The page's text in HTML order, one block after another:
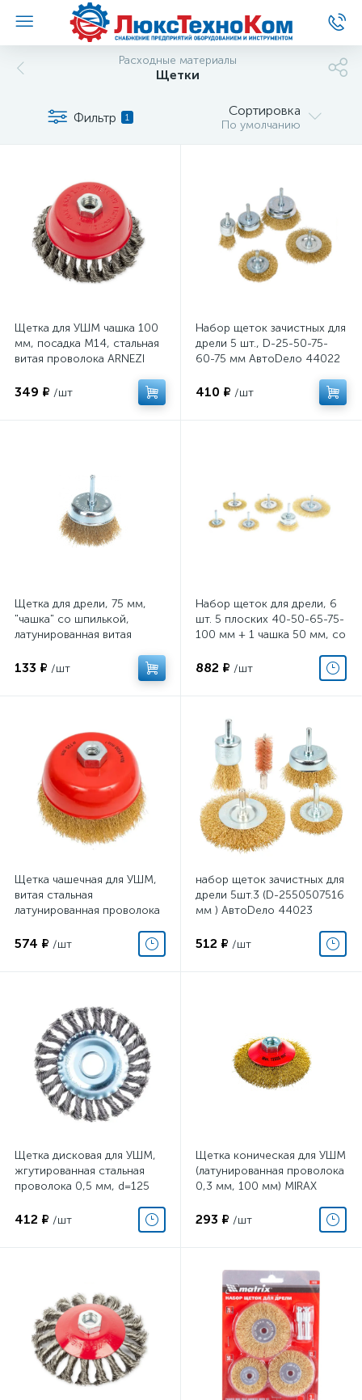
Расходные материалы
Щетки
Фильтр 1 Сортировка
По умолчанию
Щетка для УШМ чашка 100
мм, посадка M14, стальная
витая проволока ARNEZI
349 ₽ /шт
Набор щеток зачистных для
дрели 5 шт., D-25-50-75-
60-75 мм АвтоDело 44022
410 ₽ /шт
Щетка для дрели, 75 мм,
"чашка" со шпилькой,
латунированная витая
133 ₽ /шт
Набор щеток для дрели, 6
шт. 5 плоских 40-50-65-75-
100 мм + 1 чашка 50 мм, со
882 ₽ /шт
Щетка чашечная для УШМ,
витая стальная
латунированная проволока
35142-125
574 ₽ /шт
набор щеток зачистных для
дрели 5шт.3 (D-2550507516
мм ) АвтоDело 44023
512 ₽ /шт
Щетка дисковая для УШМ,
жгутированная стальная
проволока 0,5 мм, d=125
412 ₽ /шт
Щетка коническая для УШМ
(латунированная проволока
0,3 мм, 100 мм) MIRAX
293 ₽ /шт